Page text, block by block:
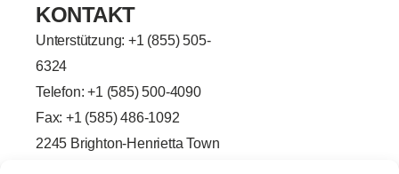
KONTAKT
Unterstützung: +1 (855) 505-
6324
Telefon: +1 (585) 500-4090
Fax: +1 (585) 486-1092
2245 Brighton-Henrietta Town